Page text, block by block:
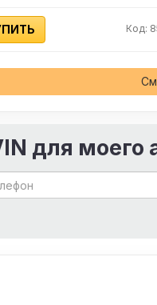
Код:
для моего